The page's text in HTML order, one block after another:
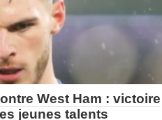
West Ham : victoire
jeunes talents